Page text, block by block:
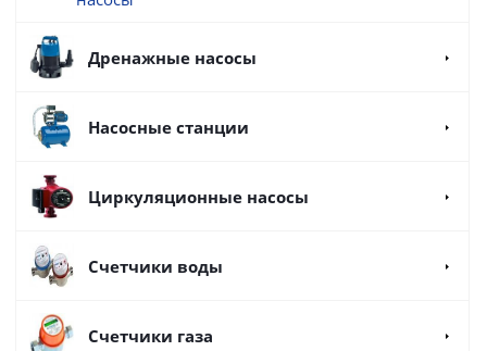
Дренажные насосы
Насосные станции
Циркуляционные насосы
Счетчики воды
Счетчики газа